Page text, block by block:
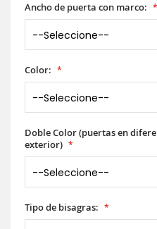
Ancho de puerta con marco:
Color:
Doble Color (puertas en
exterior)
Tipo de bisagras: